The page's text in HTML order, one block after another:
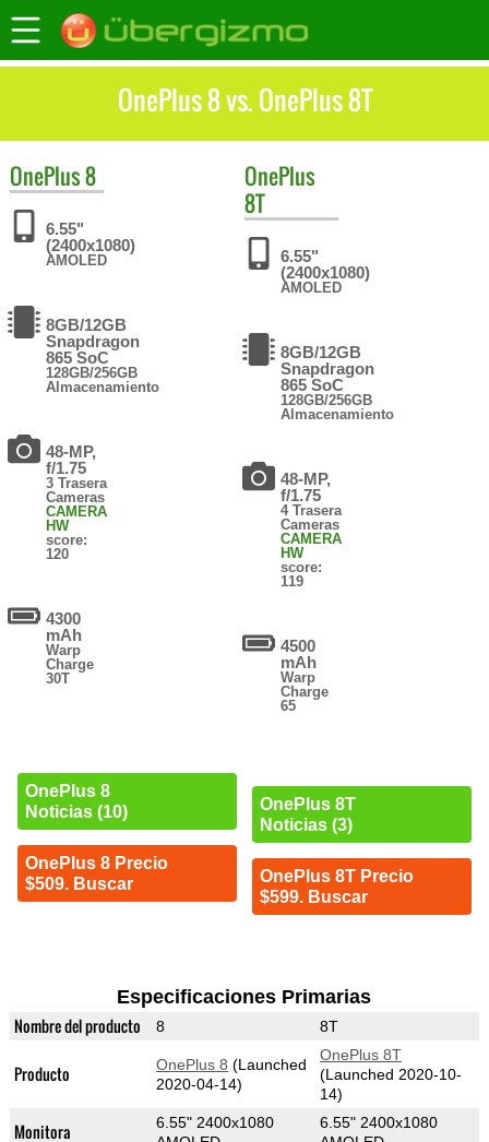
OnePlus 8 vs. OnePlus 8T
OnePlus8
6.55"
(2400x1080)
AMOLED
8GB/12GB
Snapdragon
865 SoC
128GB/256GB
Almacenamiento
48-MP,
f/1.75
3 Trasera
Cameras
CAMERA
HW
score:
120
4300
mAh
Warp
Charge
30T
OnePlus 8
Noticias (10)
OnePlus 8 Precio
$509. Buscar
OnePlus
8T
6.55"
(2400x1080)
AMOLED
8GB/12GB
Snapdragon
865 SoC
128GB/256GB
Almacenamiento
48-MP,
f/1.75
4 Trasera
Cameras
CAMERA
HW
score:
119
4500
mAh
Warp
Charge
65
OnePlus 8T
Noticias (3)
OnePlus 8T Precio
$599. Buscar
Especificaciones Primarias
Nombre del producto 8 8T
Producto OnePlus 8 (Launched
2020-04-14)
OnePlus 8T
(Launched 2020-10-
14)
Monitora
6.55" 2400x1080
6.55" 2400x1080